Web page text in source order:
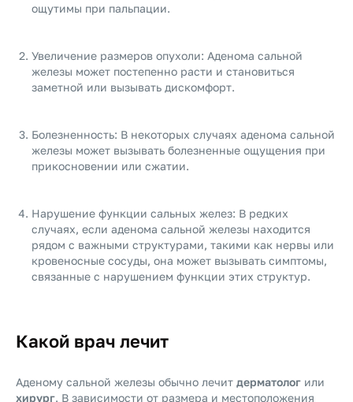
ощутимы при пальпации.
Увеличение размеров опухоли: Аденома сальной
железы может постепенно расти и становиться
заметной или вызывать дискомфорт.
Болезненность: В некоторых случаях аденома сальной
железы может вызывать болезненные ощущения при
прикосновении или сжатии.
Нарушение функции сальных желез: В редких
случаях, если аденома сальной железы находится
рядом с важными структурами, такими как нервы или
кровеносные сосуды, она может вызывать симптомы,
связанные с нарушением функции этих структур.
Какой врач лечит
Аденому сальной железы обычно лечит дерматолог или
хирург. В зависимости от размера и местоположения